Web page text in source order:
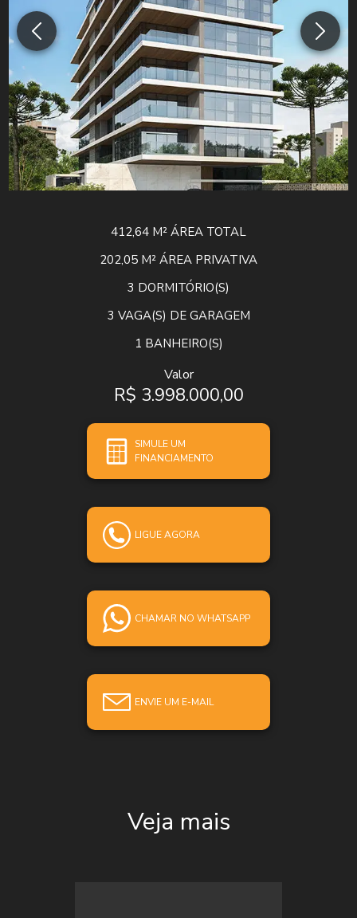
412,64 M² ÁREA TOTAL
202,05 M² ÁREA PRIVATIVA
3 DORMITÓRIO(S)
3 VAGA(S) DE GARAGEM
1 BANHEIRO(S)
Valor
R$ 3.998.000,00
SIMULE UM
FINANCIAMENTO
LIGUE AGORA
CHAMAR NO WHATSAPP
ENVIE UM E-MAIL
Veja mais